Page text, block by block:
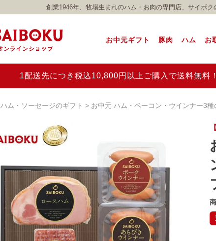
創業1946年、牧場生まれのハム・お肉の専門店、サイボ
お中元ギフト 豚肉 ハム お
1配送先につき税込10,800円以上ご購入で送料無料
ハム・ソーセージのギフト お中元 ハム・ベーコン・ウインナー3